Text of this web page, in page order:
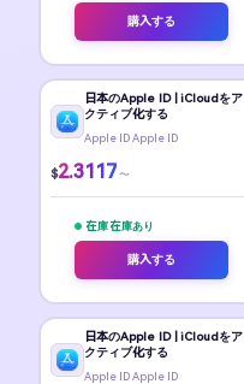
購入する
日本のApple ID | iCloudをア
クティブ化する
Apple ID Apple ID
$2.3117 〜
在庫 在庫あり
購入する
日本のApple ID | iCloudをア
クティブ化する
Apple ID Apple ID